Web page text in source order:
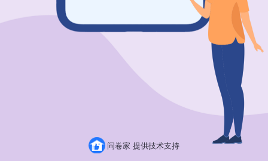
粤ICP备19150304号
举报
问卷家 提供技术支持